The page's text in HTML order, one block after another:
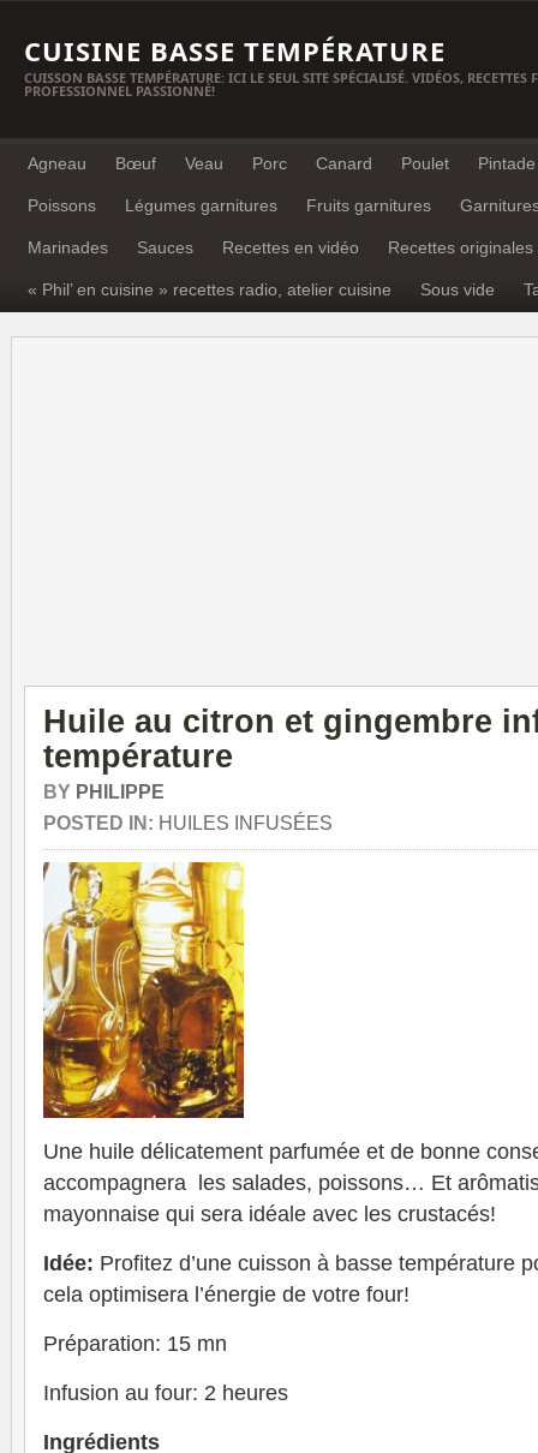
CUISINE BASSE TEMPÉRATURE
CUISSON BASSE TEMPÉRATURE: ICI LE SEUL SITE SPÉCIALISÉ. VIDÉOS, RECETTES
PROFESSIONNEL PASSIONNÉ!
Agneau Bœuf Veau Porc Canard Poulet Pintade
Poissons Légumes garnitures Fruits garnitures
Marinades Sauces Recettes en vidéo Recettes originales
« Phil’ en cuisine » recettes radio, atelier cuisine Sous vide
Huile au citron et gingembre
température
BY PHILIPPE
POSTED IN: HUILES INFUSÉES
Une huile délicatement parfumée et de bonne
accompagnera les salades, poissons… Et
mayonnaise qui sera idéale avec les crustacés!
Idée: Profitez d’une cuisson à basse température
cela optimisera l’énergie de votre four!
Préparation: 15 mn
Infusion au four: 2 heures
Ingrédients